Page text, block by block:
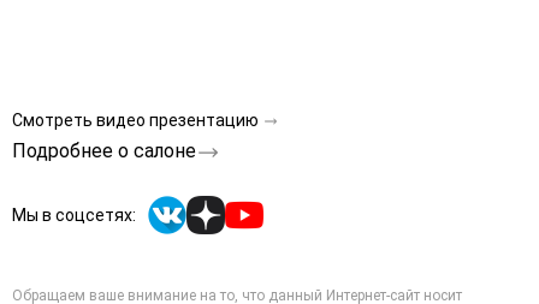
Смотреть видео презентацию
Подробнее о салоне
Мы в соцсетях:
Обращаем ваше внимание на то, что данный Интернет-сайт носит